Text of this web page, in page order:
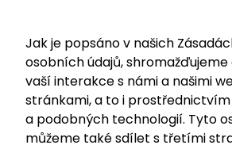
Jak je popsáno v našich
osobních údajů, shromažďujeme
vaší interakce s námi a našimi
stránkami, a to i
a podobných technologií. Tyto
můžeme také sdílet s třetími